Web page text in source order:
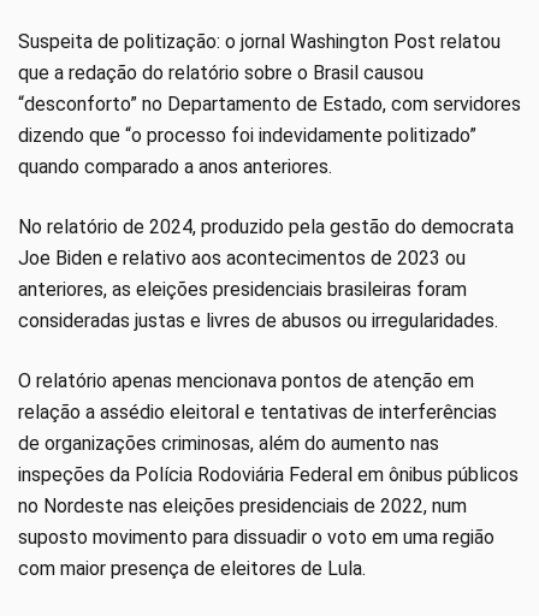
Suspeita de politização: o jornal Washington Post relatou
que a redação do relatório sobre o Brasil causou
“desconforto” no Departamento de Estado, com servidores
dizendo que “o processo foi indevidamente politizado”
quando comparado a anos anteriores.
No relatório de 2024, produzido pela gestão do democrata
Joe Biden e relativo aos acontecimentos de 2023 ou
anteriores, as eleições presidenciais brasileiras foram
consideradas justas e livres de abusos ou irregularidades.
O relatório apenas mencionava pontos de atenção em
relação a assédio eleitoral e tentativas de interferências
de organizações criminosas, além do aumento nas
inspeções da Polícia Rodoviária Federal em ônibus públicos
no Nordeste nas eleições presidenciais de 2022, num
suposto movimento para dissuadir o voto em uma região
com maior presença de eleitores de Lula.